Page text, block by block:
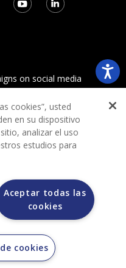
on social media
kind of payment during
on other websites, but
auction house.
cookies”, usted
en su dispositivo
analizar el uso
estudios para
Aceptar todas las
cookies
cookies